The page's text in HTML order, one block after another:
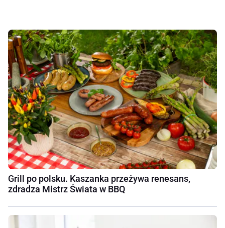
Grill po polsku. Kaszanka przeżywa renesans,
zdradza Mistrz Świata w BBQ